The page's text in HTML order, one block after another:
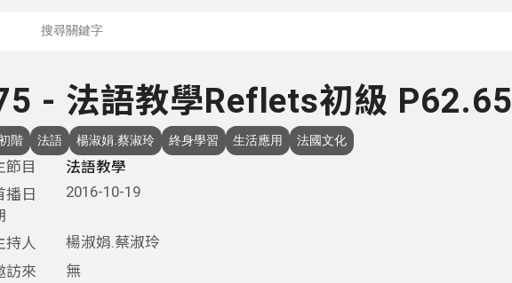
- 法語教學Reflets初級 P62.65
階 法語 楊淑娟.蔡淑玲 終身學習 生活應用 法國文化
節目
法語教學
播日
2016-10-19
持人
楊淑娟.蔡淑玲
訪來
無